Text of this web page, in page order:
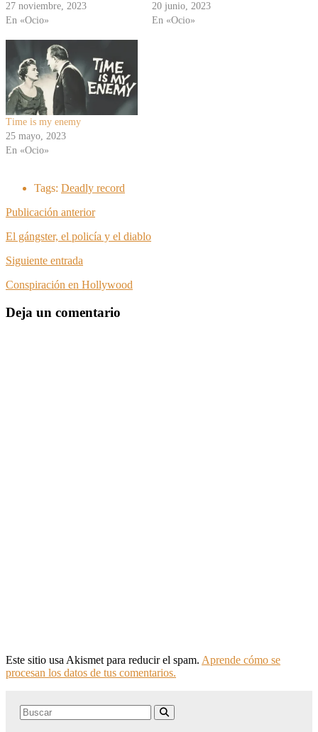
27 noviembre, 2023
En «Ocio»
20 junio, 2023
En «Ocio»
Time is my enemy
25 mayo, 2023
En «Ocio»
Tags: Deadly record
Publicación anterior
El gángster, el policía y el diablo
Siguiente entrada
Conspiración en Hollywood
Deja un comentario
Este sitio usa Akismet para reducir el spam. Aprende cómo se
procesan los datos de tus comentarios.
Search